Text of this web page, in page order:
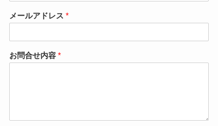
メールアドレス *
お問合せ内容 *